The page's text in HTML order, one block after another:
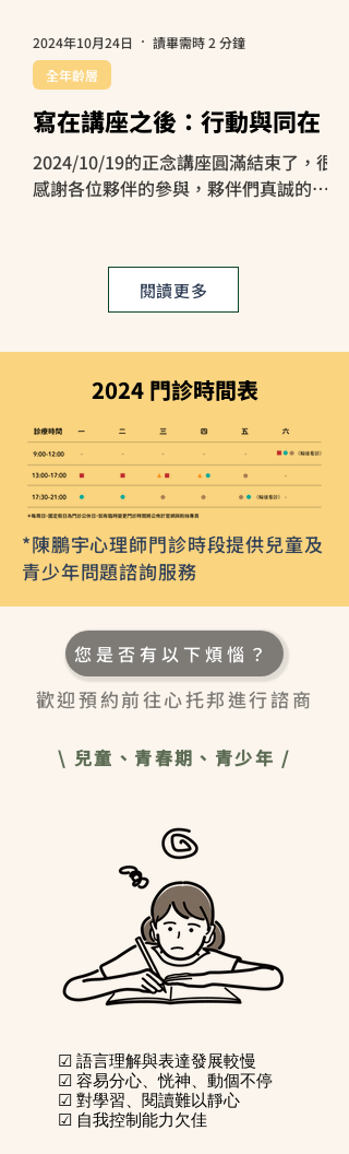
寫在講座之後：行動與同在
2024/10/19的正念講座圓滿結束了，很
感謝各位夥伴的參與，夥伴們真誠的分
此帶來新的看見，甚至是滋養。 有
夥伴問了一個不時會被詢問、同時也很
重要的問題：「(在正念中)接納、放下
之後呢，下一步要做什麼...
全年齡層
2024年10月24日 讀畢需時 2 分鐘
閱讀更多
2024 門診時間表
*陳鵬宇心理師門診時段提供兒童及
青少年問題諮詢服務
您是否有以下煩惱？
歡迎預約前往心托邦進行諮商
\ 兒童、青春期、青少年 /
☑ 語言理解與表達發展較慢
☑ 容易分心、恍神、動個不停
☑ 對學習、閱讀難以靜心
☑ 自我控制能力欠佳